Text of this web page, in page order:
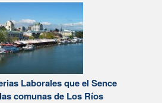
Laborales que el Sence
comunas de Los Ríos